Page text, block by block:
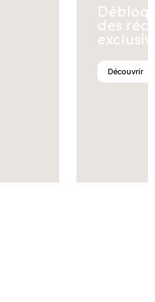
des
Découvrir